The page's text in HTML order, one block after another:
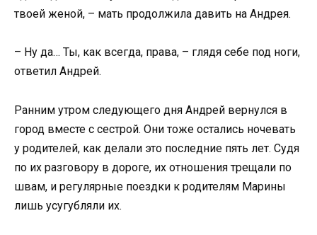
твоей женой, – мать продолжила давить на Андрея.
– Ну да… Ты, как всегда, права, – глядя себе под ноги,
ответил Андрей.
Ранним утром следующего дня Андрей вернулся в
город вместе с сестрой. Они тоже остались ночевать
у родителей, как делали это последние пять лет. Судя
по их разговору в дороге, их отношения трещали по
швам, и регулярные поездки к родителям Марины
лишь усугубляли их.